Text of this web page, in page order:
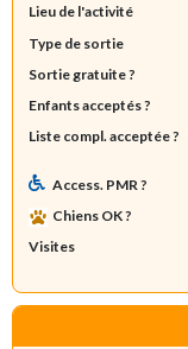
Lieu de l'activité
Type de sortie
Sortie gratuite ?
Enfants acceptés ?
Liste compl. acceptée ?
Access. PMR ?
Chiens OK ?
Visites